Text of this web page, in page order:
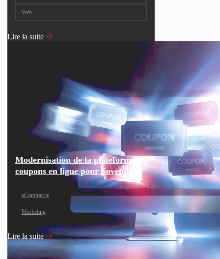
Web
Lire la suite
Modernisation de la plateforme de
coupons en ligne pour Sovendus
eCommerce
Marketing
Lire la suite